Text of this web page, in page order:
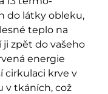
do látky obleku,
teplo na
ji zpět do vašeho
energie
cirkulaci krve v
v tkáních, což